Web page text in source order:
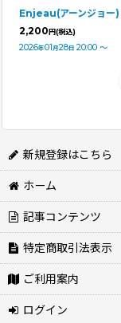
2,200円(税込)
2026年01月28日 20:00 ～
新規登録はこちら
ホーム
記事コンテンツ
特定商取引法表示
ご利用案内
ログイン